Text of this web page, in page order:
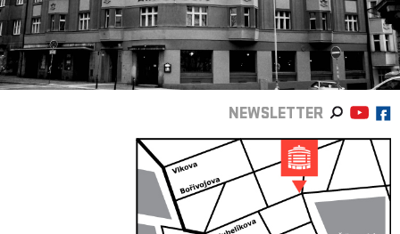
NEWSLETTER